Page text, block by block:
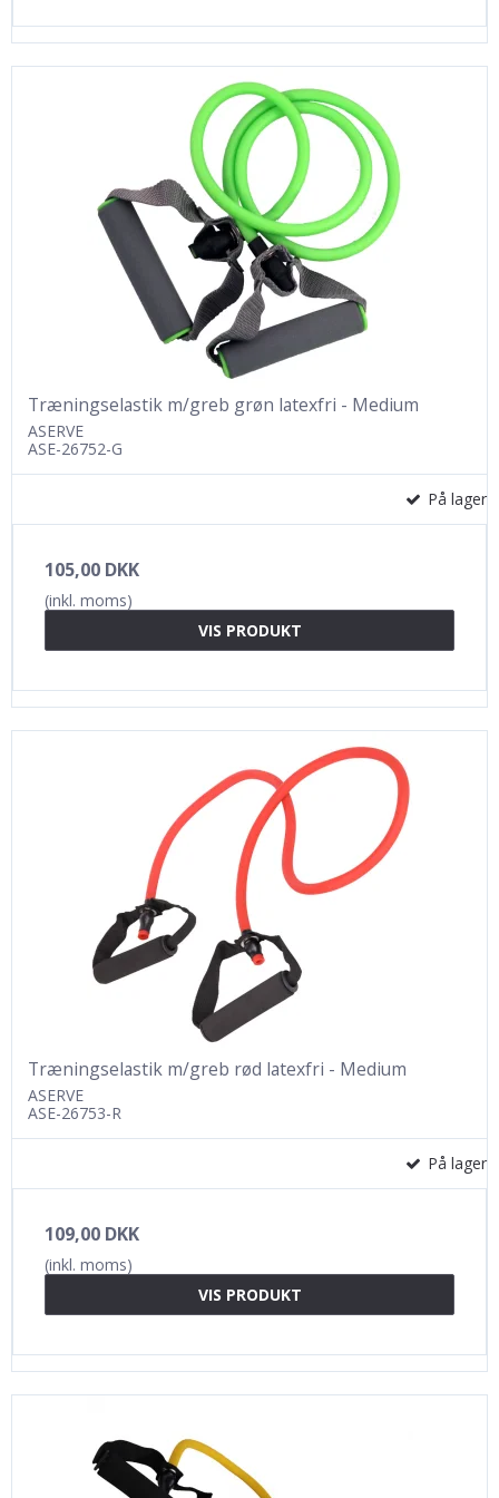
Træningselastik m/greb grøn latexfri - Medium
ASERVE
ASE-26752-G
På lager
105,00 DKK
(inkl. moms)
VIS PRODUKT
Træningselastik m/greb rød latexfri - Medium
ASERVE
ASE-26753-R
På lager
109,00 DKK
(inkl. moms)
VIS PRODUKT